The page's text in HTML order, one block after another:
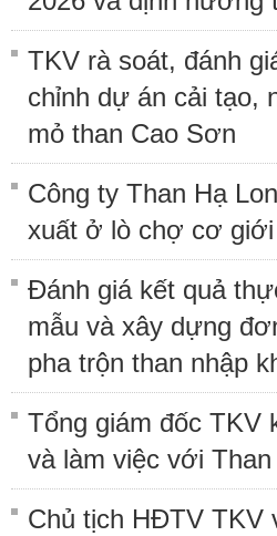
TKV rà soát, đánh
chỉnh dự án cải tạo,
mỏ than Cao Sơn
Công ty Than Hạ
xuất ở lò chợ cơ giới
Đánh giá kết quả
mẫu và xây dựng
pha trộn than nhập
Tổng giám đốc TKV
và làm việc với
Chủ tịch HĐTV TKV